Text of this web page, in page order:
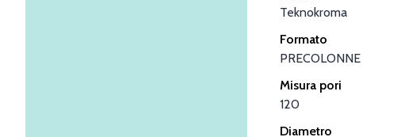
Teknokroma
Formato
PRECOLONNE
Misura pori
120
Diametro